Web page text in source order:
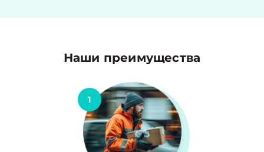
Наши преимущества
1